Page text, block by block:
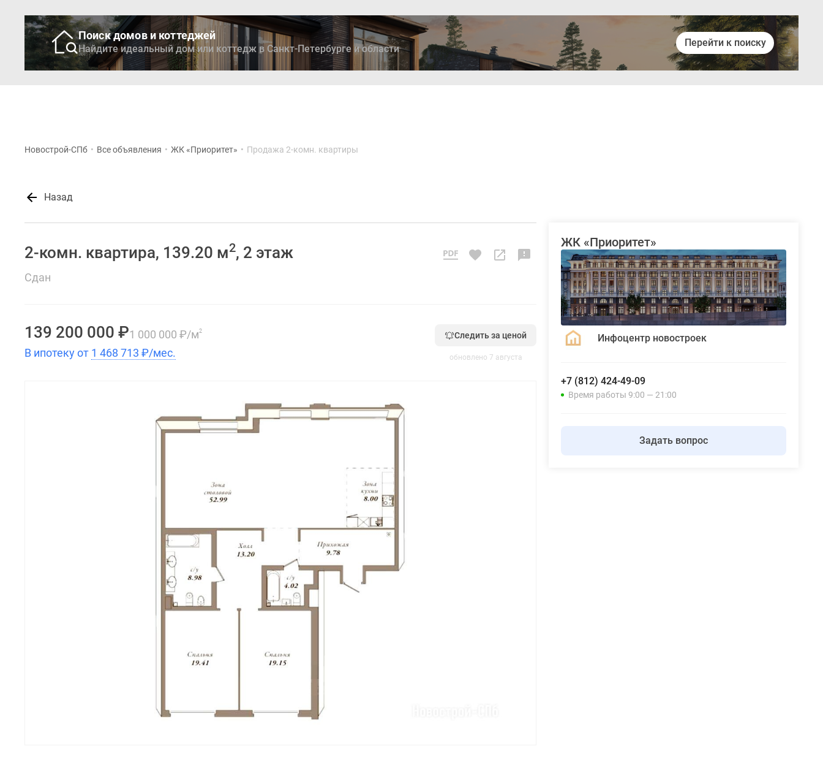
Поиск домов и коттеджей
Найдите идеальный дом или коттедж в Санкт-Петербурге и области
Перейти к поиску
Новострой-СПб • Все объявления • ЖК «Приоритет» • Продажа 2-комн. квартиры
Назад
2-комн. квартира, 139.20 м2, 2 этаж
Сдан
139 200 000 ₽1 000 000 ₽/м2
В ипотеку от 1 468 713 ₽/мес.
Следить за ценой
обновлено 7 августа
ЖК «Приоритет»
Инфоцентр новостроек
+7 (812) 424-49-09
Время работы 9:00 — 21:00
Задать вопрос